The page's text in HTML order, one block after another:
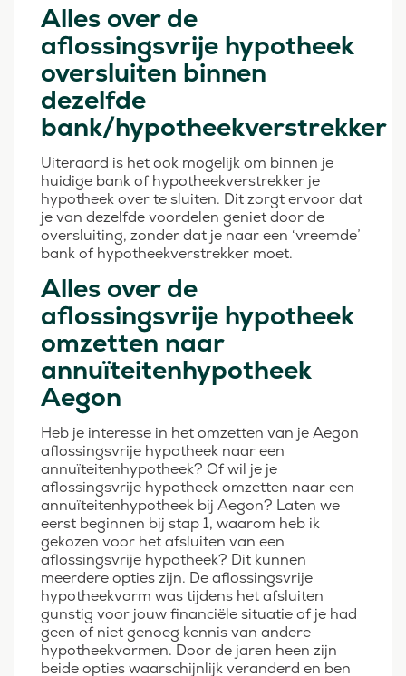
Alles over de
aflossingsvrije hypotheek
oversluiten binnen
dezelfde
bank/hypotheekverstrekker
Uiteraard is het ook mogelijk om binnen je
huidige bank of hypotheekverstrekker je
hypotheek over te sluiten. Dit zorgt ervoor dat
je van dezelfde voordelen geniet door de
oversluiting, zonder dat je naar een ‘vreemde’
bank of hypotheekverstrekker moet.
Alles over de
aflossingsvrije hypotheek
omzetten naar
annuïteitenhypotheek
Aegon
Heb je interesse in het omzetten van je Aegon
aflossingsvrije hypotheek naar een
annuïteitenhypotheek? Of wil je je
aflossingsvrije hypotheek omzetten naar een
annuïteitenhypotheek bij Aegon? Laten we
eerst beginnen bij stap 1, waarom heb ik
gekozen voor het afsluiten van een
aflossingsvrije hypotheek? Dit kunnen
meerdere opties zijn. De aflossingsvrije
hypotheekvorm was tijdens het afsluiten
gunstig voor jouw financiële situatie of je had
geen of niet genoeg kennis van andere
hypotheekvormen. Door de jaren heen zijn
beide opties waarschijnlijk veranderd en ben